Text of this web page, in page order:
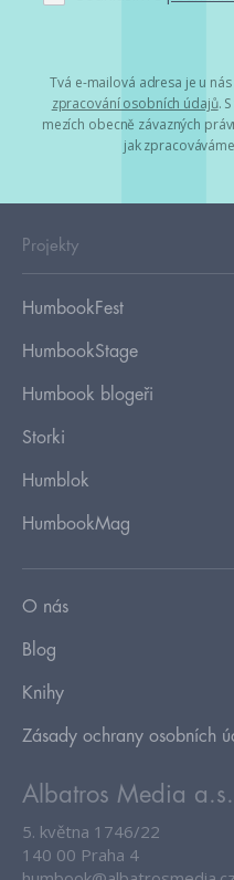
Tvá e-mailová adresa je u
zpracování osobních údajů.
mezích obecně závazných
jak
Projekty
HumbookFest
HumbookStage
Humbook blogeři
Storki
Humblok
HumbookMag
O nás
Blog
Knihy
Zásady ochrany osobních
Albatros Media a.s.
5. května 1746/22
140 00 Praha 4